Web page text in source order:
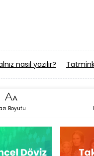
nasıl yazılır?
Boyutu